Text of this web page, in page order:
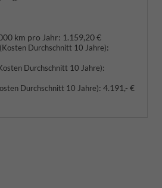
km pro Jahr: 1.159,20 €
(Kosten Durchschnitt 10 Jahre):
Durchschnitt 10 Jahre):
Durchschnitt 10 Jahre): 4.191,- €